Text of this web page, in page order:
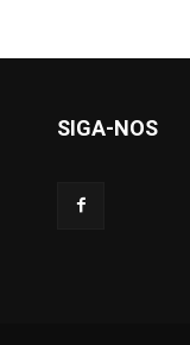
SIGA-NOS